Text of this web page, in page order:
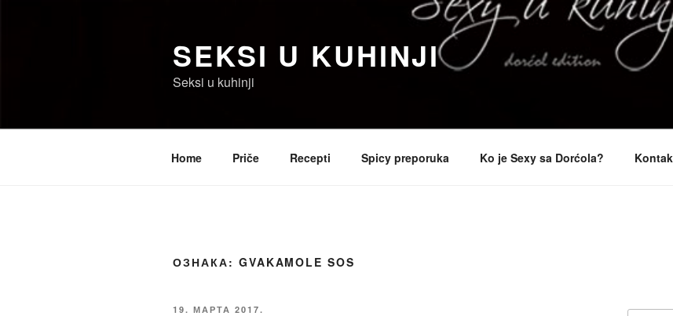
SEKSI U KUHINJI
Seksi u kuhinji
Home Priče Recepti Spicy preporuka Ko je Sexy sa Dorćola?
ОЗНАКА: GVAKAMOLE SOS
ОБЈАВЉЕНО
19. МАРТА 2017.